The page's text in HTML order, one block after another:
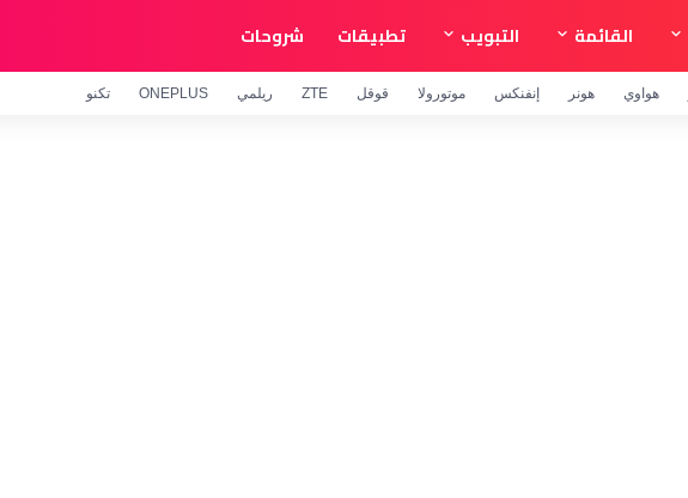
القائمة التبويب تطبيقات شروحات
هواوي هونر إنفنكس موتورولا قوقل ZTE ريلمي ONEPLUS تكنو